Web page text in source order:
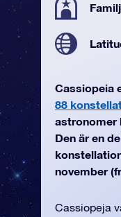
Cassiopeia
88
astronomer
Den är en
november
Cassiopeja